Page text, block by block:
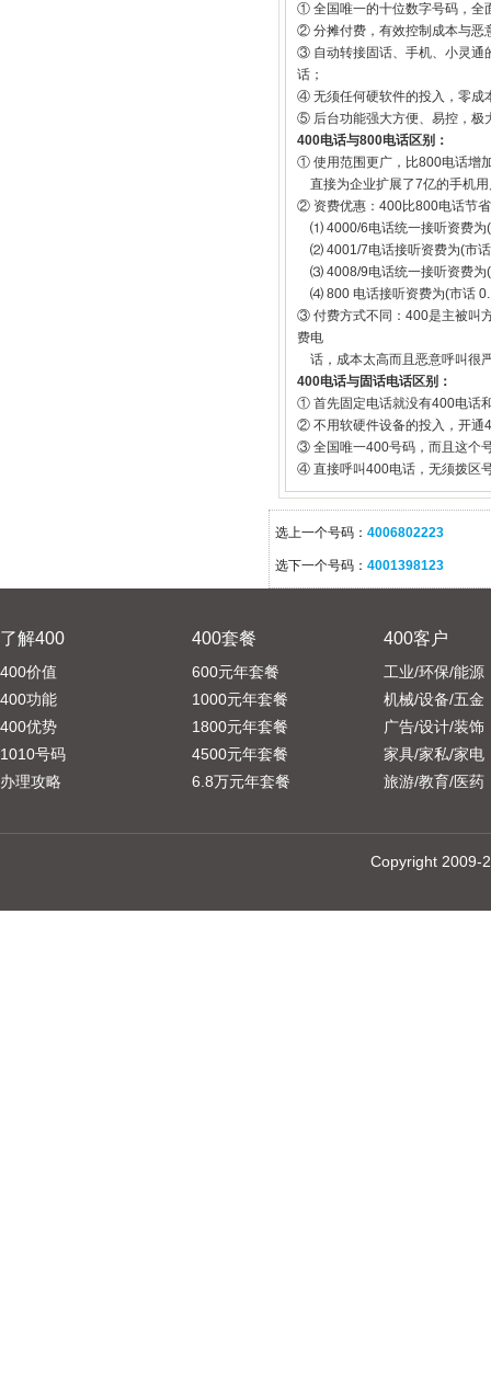
① 全国唯一的十位数字号码，全
② 分摊付费，有效控制成本与恶
③ 自动转接固话、手机、小灵通
话；
④ 无须任何硬软件的投入，零成
⑤ 后台功能强大方便、易控，极
400电话与800电话区别：
① 使用范围更广，比800电话增
直接为企业扩展了7亿的手机用
② 资费优惠：400比800电话节
⑴ 4000/6电话统一接听资费为
⑵ 4001/7电话接听资费为(市话
⑶ 4008/9电话统一接听资费为
⑷ 800 电话接听资费为(市话
③ 付费方式不同：400是主被叫
费电
话，成本太高而且恶意呼叫很
400电话与固话电话区别：
① 首先固定电话就没有400电话
② 不用软硬件设备的投入，开通
③ 全国唯一400号码，而且这个
④ 直接呼叫400电话，无须拨区
选上一个号码： 4006802223
选下一个号码： 4001398123
了解400
400价值
400功能
400优势
1010号码
办理攻略
400套餐
600元年套餐
1000元年套餐
1800元年套餐
4500元年套餐
6.8万元年套餐
400客户
工业/环保/能源
机械/设备/五金
广告/设计/装饰
家具/家私/家电
旅游/教育/医药
Copyright 2009-